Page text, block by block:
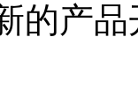
的产